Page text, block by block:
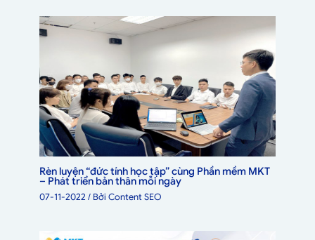
Rèn luyện “đức tính học tập” cùng Phần mềm MKT
– Phát triển bản thân mỗi ngày
07-11-2022/ BởiContent SEO